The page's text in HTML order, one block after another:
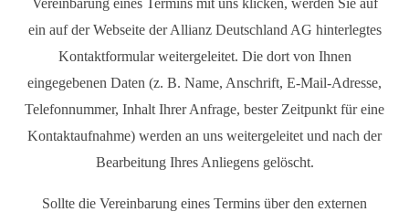
Vereinbarung eines Termins mit uns klicken, werden Sie auf
ein auf der Webseite der Allianz Deutschland AG hinterlegtes
Kontaktformular weitergeleitet. Die dort von Ihnen
eingegebenen Daten (z. B. Name, Anschrift, E-Mail-Adresse,
Telefonnummer, Inhalt Ihrer Anfrage, bester Zeitpunkt für eine
Kontaktaufnahme) werden an uns weitergeleitet und nach der
Bearbeitung Ihres Anliegens gelöscht.
Sollte die Vereinbarung eines Termins über den externen